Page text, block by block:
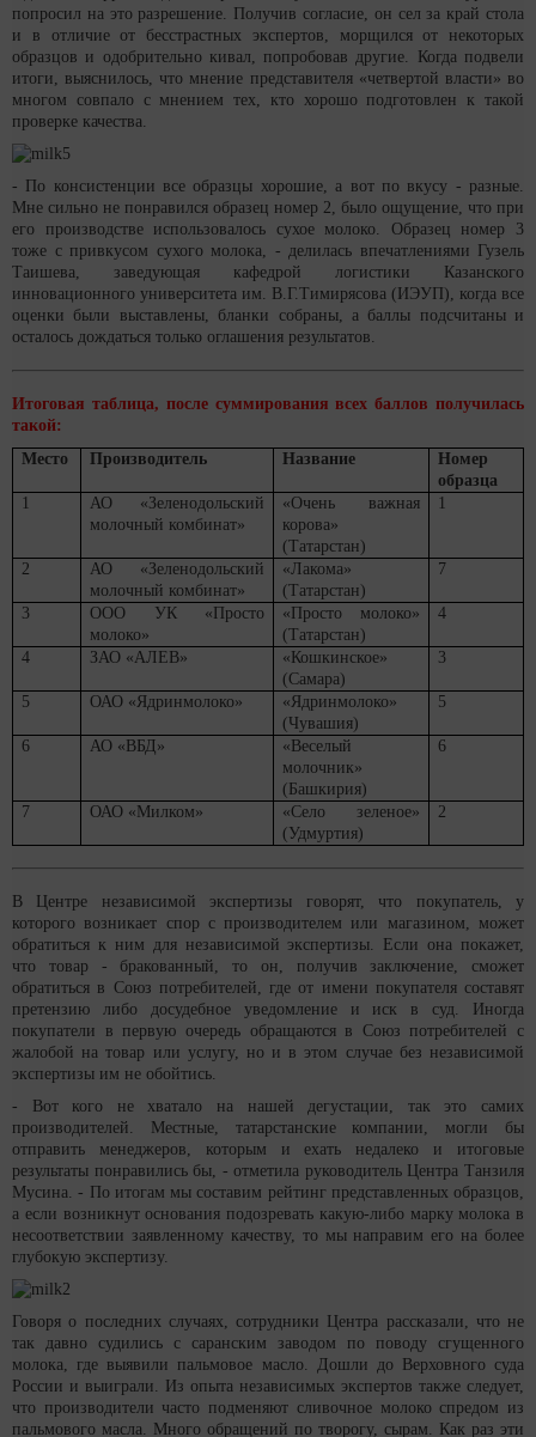
попросил на это разрешение. Получив согласие, он сел за край стола
и в отличие от бесстрастных экспертов, морщился от некоторых
образцов и одобрительно кивал, попробовав другие. Когда подвели
итоги, выяснилось, что мнение представителя «четвертой власти» во
многом совпало с мнением тех, кто хорошо подготовлен к такой
проверке качества.
- По консистенции все образцы хорошие, а вот по вкусу - разные.
Мне сильно не понравился образец номер 2, было ощущение, что при
его производстве использовалось сухое молоко. Образец номер 3
тоже с привкусом сухого молока, - делилась впечатлениями Гузель
Таишева, заведующая кафедрой логистики Казанского
инновационного университета им. В.Г.Тимирясова (ИЭУП), когда все
оценки были выставлены, бланки собраны, а баллы подсчитаны и
осталось дождаться только оглашения результатов.
Итоговая таблица, после суммирования всех баллов получилась
такой:
Место
Производитель Название
Номер
образца
1
АО «Зеленодольский
молочный комбинат»
«Очень важная
корова»
(Татарстан)
1
2
АО «Зеленодольский
молочный комбинат»
«Лакома»
(Татарстан)
7
3
ООО УК «Просто
молоко»
«Просто молоко»
(Татарстан)
4
4 ЗАО «АЛЕВ»
«Кошкинское»
(Самара)
3
5 ОАО «Ядринмолоко»
«Ядринмолоко»
(Чувашия)
5
6 АО «ВБД»
«Веселый
молочник»
(Башкирия)
6
7 ОАО «Милком»
«Село зеленое»
(Удмуртия)
2
В Центре независимой экспертизы говорят, что покупатель, у
которого возникает спор с производителем или магазином, может
обратиться к ним для независимой экспертизы. Если она покажет,
что товар - бракованный, то он, получив заключение, сможет
обратиться в Союз потребителей, где от имени покупателя составят
претензию либо досудебное уведомление и иск в суд. Иногда
покупатели в первую очередь обращаются в Союз потребителей с
жалобой на товар или услугу, но и в этом случае без независимой
экспертизы им не обойтись.
- Вот кого не хватало на нашей дегустации, так это самих
производителей. Местные, татарстанские компании, могли бы
отправить менеджеров, которым и ехать недалеко и итоговые
результаты понравились бы, - отметила руководитель Центра Танзиля
Мусина. - По итогам мы составим рейтинг представленных образцов,
а если возникнут основания подозревать какую-либо марку молока в
несоответствии заявленному качеству, то мы направим его на более
глубокую экспертизу.
Говоря о последних случаях, сотрудники Центра рассказали, что не
так давно судились с саранским заводом по поводу сгущенного
молока, где выявили пальмовое масло. Дошли до Верховного суда
России и выиграли. Из опыта независимых экспертов также следует,
что производители часто подменяют сливочное молоко спредом из
пальмового масла. Много обращений по творогу, сырам. Как раз эти